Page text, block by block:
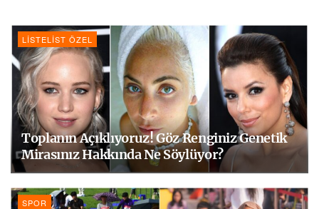
LISTELIST ÖZEL
Toplanın Açıklıyoruz! Göz Renginiz Genetik
Mirasınız Hakkında Ne Söylüyor?
SPOR